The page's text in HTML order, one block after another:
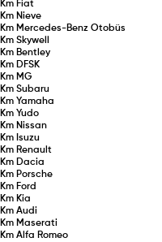
Km Fiat
Km Nieve
Km Mercedes-Benz Otobüs
Km Skywell
Km Bentley
Km DFSK
Km MG
Km Subaru
Km Yamaha
Km Yudo
Km Nissan
Km Isuzu
Km Renault
Km Dacia
Km Porsche
Km Ford
Km Kia
Km Audi
Km Maserati
Km Alfa Romeo